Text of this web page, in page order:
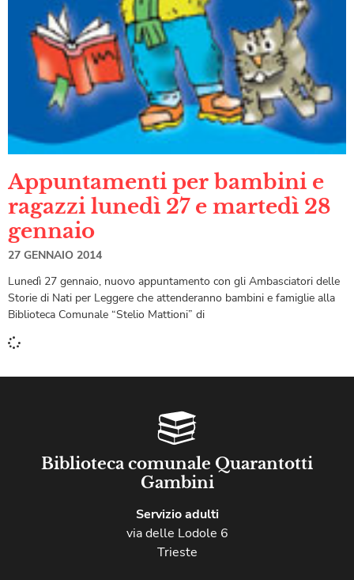
Appuntamenti per bambini e
ragazzi lunedì 27 e martedì 28
gennaio
27 GENNAIO 2014
Lunedì 27 gennaio, nuovo appuntamento con gli Ambasciatori delle
Storie di Nati per Leggere che attenderanno bambini e famiglie alla
Biblioteca Comunale “Stelio Mattioni” di
Biblioteca comunale Quarantotti
Gambini
Servizio adulti
via delle Lodole 6
Trieste